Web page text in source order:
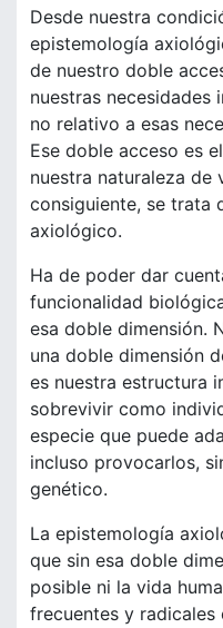
Desde nuestra
epistemología
de nuestro doble
nuestras necesidades
no relativo a esas
Ese doble acceso es
nuestra naturaleza de
consiguiente, se trata
axiológico.
Ha de poder dar
funcionalidad
esa doble dimensión.
una doble dimensión
es nuestra estructura
sobrevivir como
especie que puede
incluso provocarlos,
genético.
La epistemología
que sin esa doble
posible ni la vida
frecuentes y radicales